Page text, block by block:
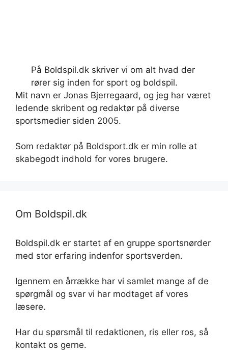
På Boldspil.dk skriver vi om alt hvad der
rører sig inden for sport og boldspil.
Mit navn er Jonas Bjerregaard, og jeg har været
ledende skribent og redaktør på diverse
sportsmedier siden 2005.
Som redaktør på Boldsport.dk er min rolle at
skabegodt indhold for vores brugere.
Om Boldspil.dk
Boldspil.dk er startet af en gruppe sportsnørder
med stor erfaring indenfor sportsverden.
Igennem en årrække har vi samlet mange af de
spørgmål og svar vi har modtaget af vores
læsere.
Har du spørsmål til redaktionen, ris eller ros, så
kontakt os gerne.